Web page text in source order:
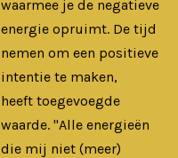
waarmee je de negatieve
energie opruimt. De tijd
nemen om een ​​positieve
intentie te maken,
heeft toegevoegde
waarde. "Alle energieën
die mij niet (meer)